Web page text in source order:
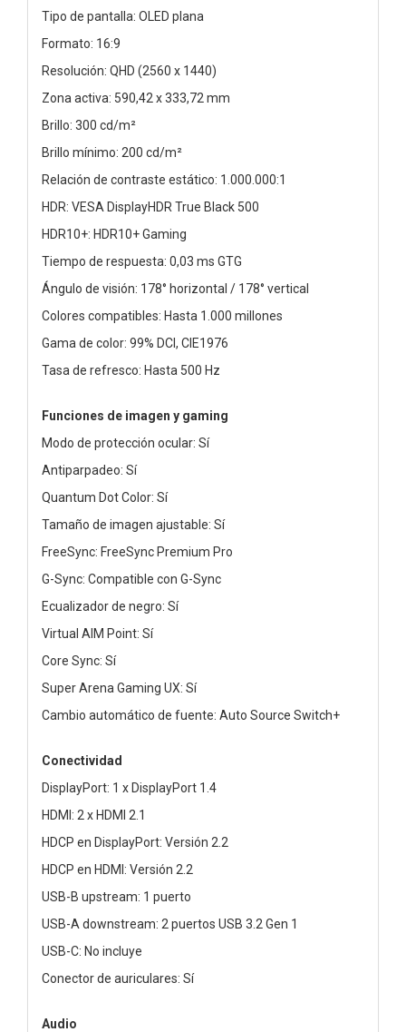
Tipo de pantalla: OLED plana
Formato: 16:9
Resolución: QHD (2560 x 1440)
Zona activa: 590,42 x 333,72 mm
Brillo: 300 cd/m²
Brillo mínimo: 200 cd/m²
Relación de contraste estático: 1.000.000:1
HDR: VESA DisplayHDR True Black 500
HDR10+: HDR10+ Gaming
Tiempo de respuesta: 0,03 ms GTG
Ángulo de visión: 178° horizontal / 178° vertical
Colores compatibles: Hasta 1.000 millones
Gama de color: 99% DCI, CIE1976
Tasa de refresco: Hasta 500 Hz
Funciones de imagen y gaming
Modo de protección ocular: Sí
Antiparpadeo: Sí
Quantum Dot Color: Sí
Tamaño de imagen ajustable: Sí
FreeSync: FreeSync Premium Pro
G-Sync: Compatible con G-Sync
Ecualizador de negro: Sí
Virtual AIM Point: Sí
Core Sync: Sí
Super Arena Gaming UX: Sí
Cambio automático de fuente: Auto Source Switch+
Conectividad
DisplayPort: 1 x DisplayPort 1.4
HDMI: 2 x HDMI 2.1
HDCP en DisplayPort: Versión 2.2
HDCP en HDMI: Versión 2.2
USB-B upstream: 1 puerto
USB-A downstream: 2 puertos USB 3.2 Gen 1
USB-C: No incluye
Conector de auriculares: Sí
Audio